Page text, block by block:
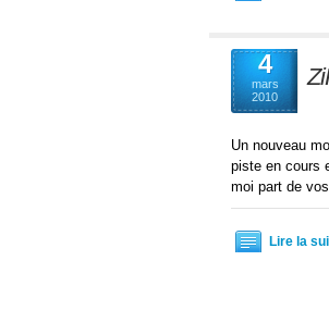
4
mars
2010
Un nouveau
piste en cours
moi part de
Lire la